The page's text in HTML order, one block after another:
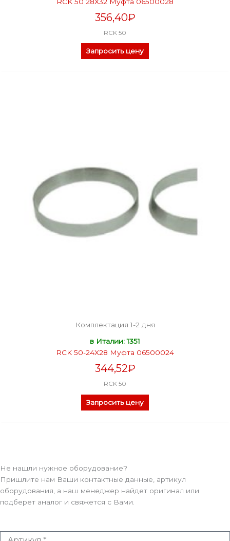
356,40₽
RCK 50
Запросить цену
Комплектация 1-2 дня
в Италии: 1351
RCK 50-24X28 Муфта 06500024
344,52₽
RCK 50
Запросить цену
Не нашли нужное оборудование?
Пришлите нам Ваши контактные данные, артикул
оборудования, а наш менеджер найдет оригинал или
подберет аналог и свяжется с Вами.
Артикул